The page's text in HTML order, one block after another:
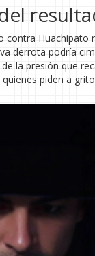
contra
derrota podría
la presión que
piden a